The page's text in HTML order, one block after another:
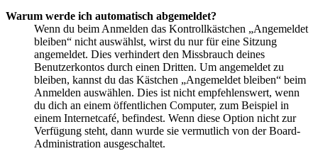
Warum werde ich automatisch abgemeldet?
Wenn du beim Anmelden das Kontrollkästchen „Angemeldet
bleiben“ nicht auswählst, wirst du nur für eine Sitzung
angemeldet. Dies verhindert den Missbrauch deines
Benutzerkontos durch einen Dritten. Um angemeldet zu
bleiben, kannst du das Kästchen „Angemeldet bleiben“ beim
Anmelden auswählen. Dies ist nicht empfehlenswert, wenn
du dich an einem öffentlichen Computer, zum Beispiel in
einem Internetcafé, befindest. Wenn diese Option nicht zur
Verfügung steht, dann wurde sie vermutlich von der Board-
Administration ausgeschaltet.